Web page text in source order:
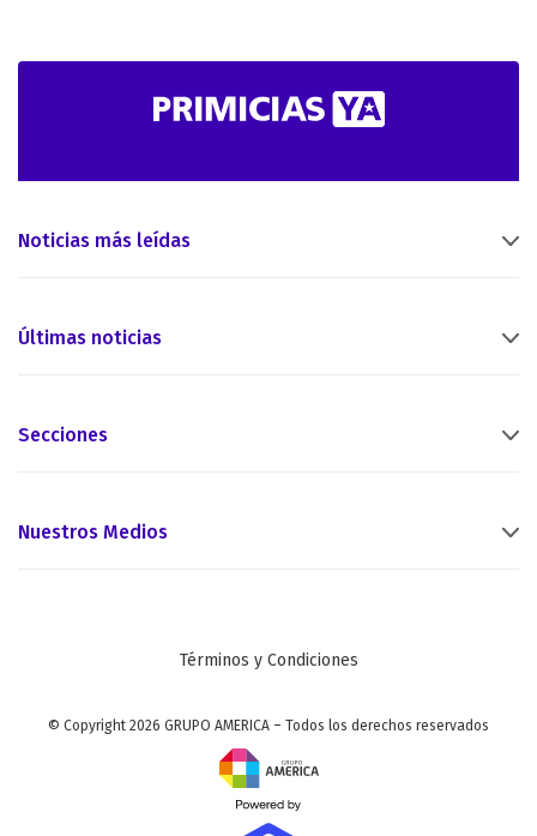
Noticias más leídas
Últimas noticias
Secciones
Nuestros Medios
Términos y Condiciones
© Copyright 2026 GRUPO AMERICA – Todos los derechos reservados